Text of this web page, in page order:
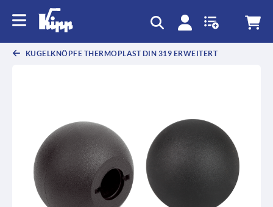
KUGELKNÖPFE THERMOPLAST DIN 319 ERWEITERT